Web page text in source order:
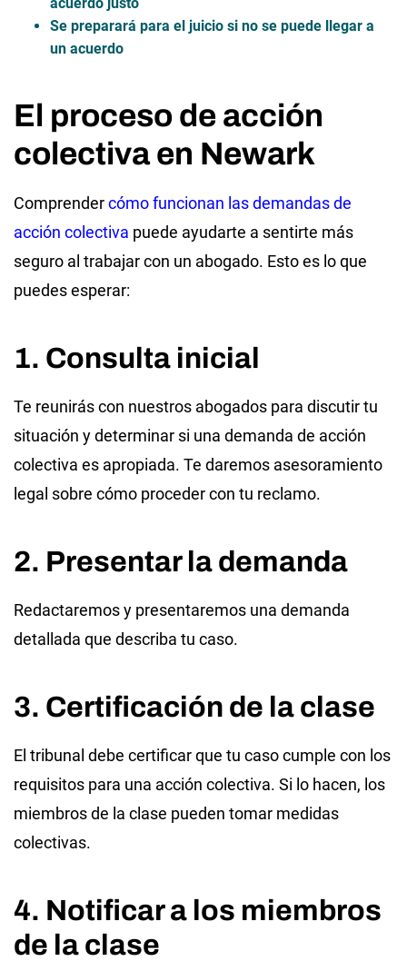
Se preparará para el juicio si no se puede llegar a
un acuerdo
El proceso de acción
colectiva en Newark
Comprendercómo funcionan las demandas de
acción colectiva puede ayudarte a sentirte más
seguro al trabajar con un abogado. Esto es lo que
puedes esperar:
1. Consulta inicial
Te reunirás con nuestros abogados para discutir tu
situación y determinar si una demanda de acción
colectiva es apropiada. Te daremos asesoramiento
legal sobre cómo proceder con tu reclamo.
2. Presentar la demanda
Redactaremos y presentaremos una demanda
detallada que describa tu caso.
3. Certificación de la clase
El tribunal debe certificar que tu caso cumple con los
requisitos para una acción colectiva. Si lo hacen, los
miembros de la clase pueden tomar medidas
colectivas.
4. Notificar a los miembros
de la clase